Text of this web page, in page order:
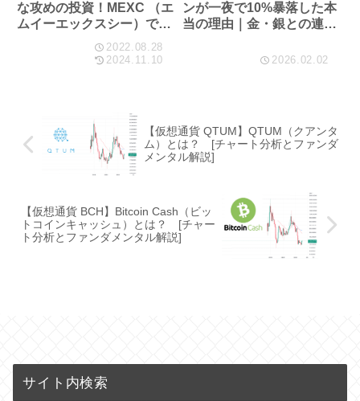
な攻めの投資！MEXC （エ
ムイーエックスシー）でレ
バレッジ取引するメリット
とやり方を徹底ガイド（ス
2022.08.28
2024.11.10
ンが一夜で10%暴落した本
当の理由｜金・銀との連鎖
2026.02.02
【仮想通貨 QTUM】QTUM（クアンタ
ム）とは？ [チャート分析とファンダ
メンタル解説]
【仮想通貨 BCH】Bitcoin Cash（ビッ
トコインキャッシュ）とは？ [チャー
ト分析とファンダメンタル解説]
サイト内検索